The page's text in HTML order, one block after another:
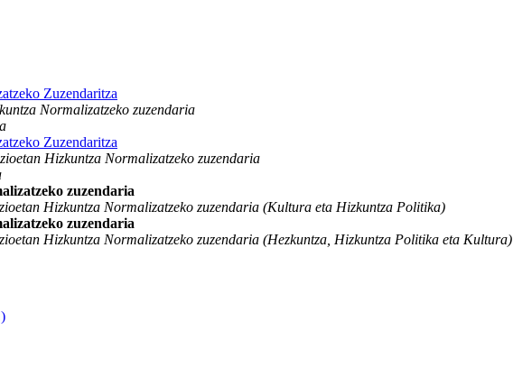
Zuzendaritza
Normalizatzeko zuzendaria
Zuzendaritza
Hizkuntza Normalizatzeko zuzendaria
zuzendaria
Hizkuntza Normalizatzeko zuzendaria (Kultura eta Hizkuntza Politika)
zuzendaria
Hizkuntza Normalizatzeko zuzendaria (Hezkuntza, Hizkuntza Politika eta Kultura)